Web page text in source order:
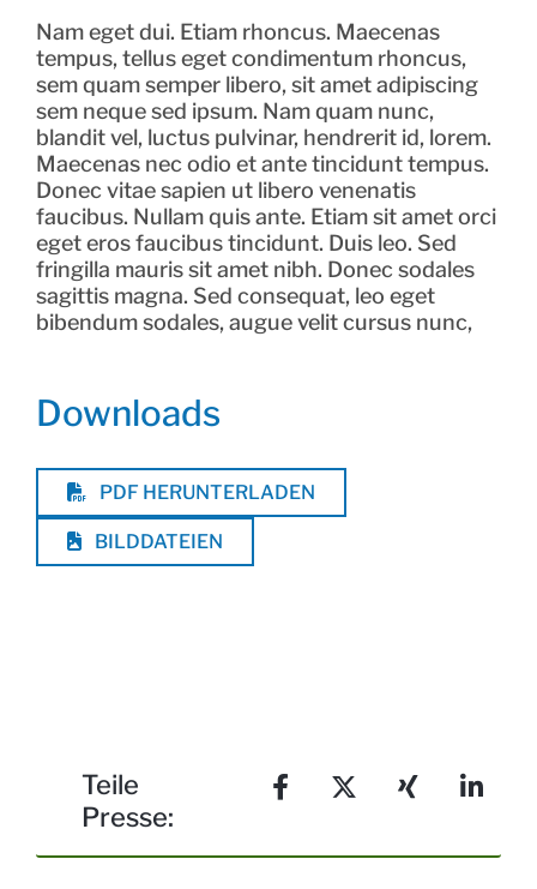
Nam eget dui. Etiam rhoncus. Maecenas
tempus, tellus eget condimentum rhoncus,
sem quam semper libero, sit amet adipiscing
sem neque sed ipsum. Nam quam nunc,
blandit vel, luctus pulvinar, hendrerit id, lorem.
Maecenas nec odio et ante tincidunt tempus.
Donec vitae sapien ut libero venenatis
faucibus. Nullam quis ante. Etiam sit amet orci
eget eros faucibus tincidunt. Duis leo. Sed
fringilla mauris sit amet nibh. Donec sodales
sagittis magna. Sed consequat, leo eget
bibendum sodales, augue velit cursus nunc,
Downloads
PDF HERUNTERLADEN
BILDDATEIEN
Teile
Presse: